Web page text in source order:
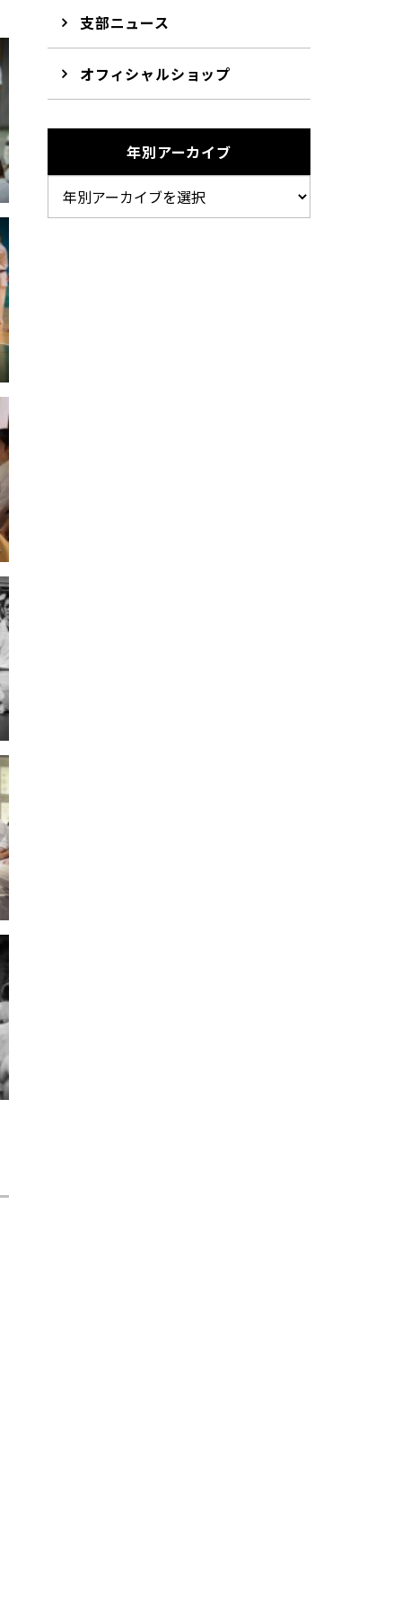
支部ニュース
オフィシャルショップ
年別アーカイブ